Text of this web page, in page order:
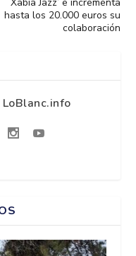
hasta los 20.000 euros su
colaboración